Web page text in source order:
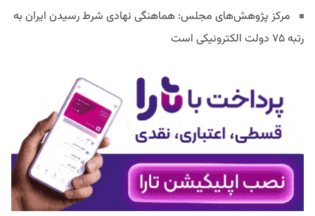
مرکز پژوهش‌های مجلس: هماهنگی نهادی شرط رسیدن ایران به
رتبه ۷۵ دولت الکترونیکی است